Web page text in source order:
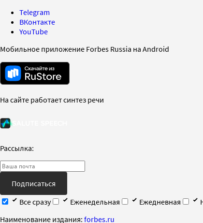
Telegram
ВКонтакте
YouTube
Мобильное приложение Forbes Russia на Android
На сайте работает синтез речи
Рассылка:
Подписаться
Все сразу
Еженедельная Ежедневная
Наименование издания: forbes.ru